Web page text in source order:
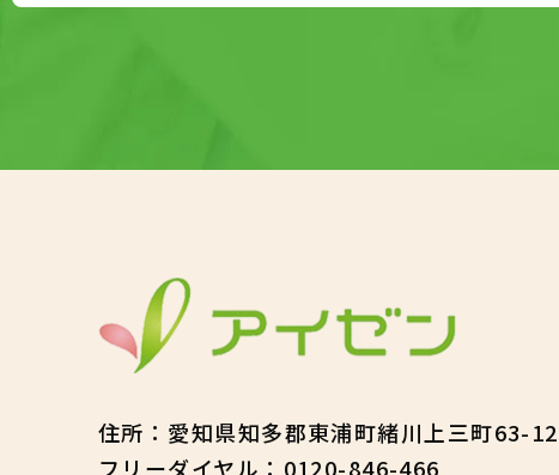
住所 ： 愛知県知多郡東浦町緒川上三町63-12
フリーダイヤル： 0120-846-466